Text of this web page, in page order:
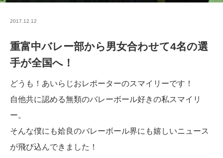
2017.12.12
重富中バレー部から男女合わせて4名の選
手が全国へ！
どうも！あいらじおレポーターのスマイリーです！
自他共に認める無類のバレーボール好きの私スマイリ
ー。
そんな僕にも姶良のバレーボール界にも嬉しいニュース
が飛び込んできました！